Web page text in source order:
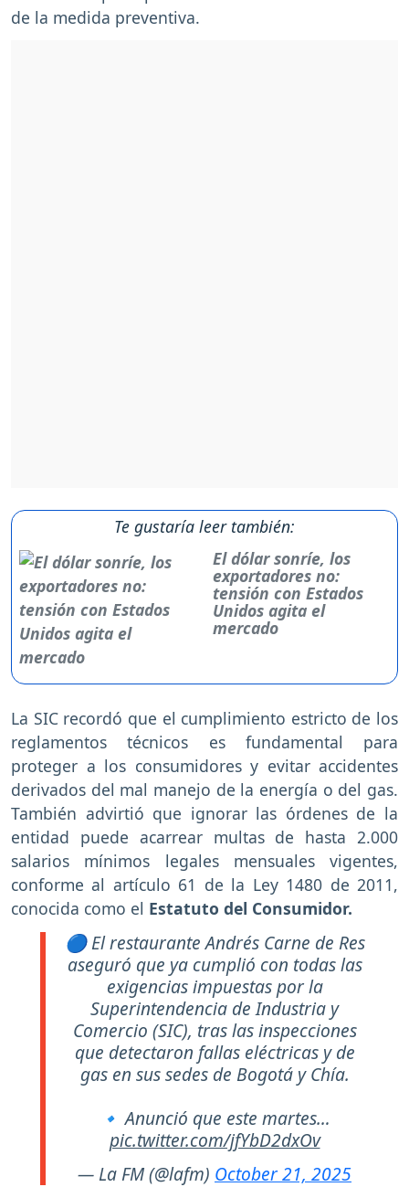
de la medida preventiva.
Te gustaría leer también:
El dólar sonríe, los
exportadores no:
tensión con Estados
Unidos agita el
mercado
La SIC recordó que el cumplimiento estricto de los
reglamentos técnicos es fundamental para
proteger a los consumidores y evitar accidentes
derivados del mal manejo de la energía o del gas.
También advirtió que ignorar las órdenes de la
entidad puede acarrear multas de hasta 2.000
salarios mínimos legales mensuales vigentes,
conforme al artículo 61 de la Ley 1480 de 2011,
conocida como el Estatuto del Consumidor.
🔵 El restaurante Andrés Carne de Res
aseguró que ya cumplió con todas las
exigencias impuestas por la
Superintendencia de Industria y
Comercio (SIC), tras las inspecciones
que detectaron fallas eléctricas y de
gas en sus sedes de Bogotá y Chía.
🔹 Anunció que este martes…
pic.twitter.com/jfYbD2dxOv
— La FM (@lafm) October 21, 2025